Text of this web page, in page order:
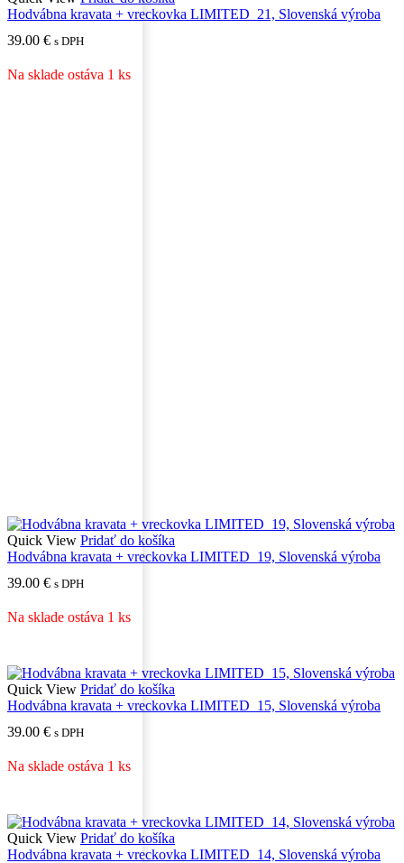
Hodvábna kravata + vreckovka LIMITED_21, Slovenská výroba
39.00 € s DPH
Na sklade ostáva 1 ks
Quick View Pridať do košíka
Hodvábna kravata + vreckovka LIMITED_19, Slovenská výroba
39.00 € s DPH
Na sklade ostáva 1 ks
Quick View Pridať do košíka
Hodvábna kravata + vreckovka LIMITED_15, Slovenská výroba
39.00 € s DPH
Na sklade ostáva 1 ks
Quick View Pridať do košíka
Hodvábna kravata + vreckovka LIMITED_14, Slovenská výroba